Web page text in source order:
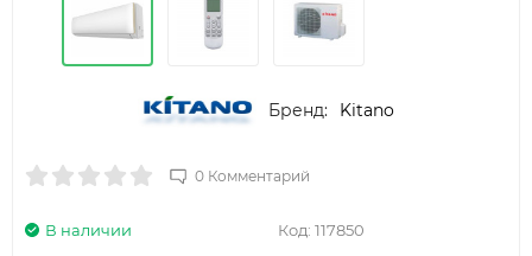
Бренд: Kitano
0 Комментарий
Код: 117850
В наличии